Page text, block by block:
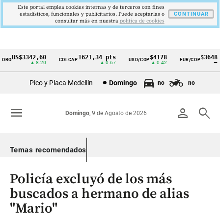
Cintillo
Colombia
US$3342,60
▲ 8.20
COLCAP1621,34 pts
▲ 0.67
USD/COP$4178
▲ 0.42
EUR/COP$3648
Pico y Placa Medellín Domingo no no
person search
Domingo, 9 de Agosto de 2026
menu
Temas recomendados
Policía excluyó de los más
buscados a hermano de alias
"Mario"
Este portal emplea cookies internas y de terceros con fines
estadísticos, funcionales y publicitarios. Puede aceptarlas o
consultar más en nuestra politica de cookies
CONTINUAR